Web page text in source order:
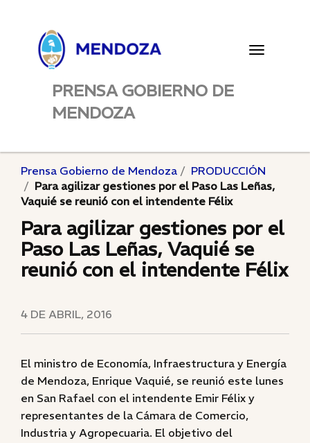
Toggle
PRENSA GOBIERNO DE
MENDOZA
Prensa Gobierno de Mendoza
PRODUCCIÓN
Para agilizar gestiones por el Paso Las Leñas,
Vaquié se reunió con el intendente Félix
Para agilizar gestiones por el
Paso Las Leñas, Vaquié se
reunió con el intendente Félix
4 DE ABRIL, 2016
El ministro de Economía, Infraestructura y Energía
de Mendoza, Enrique Vaquié, se reunió este lunes
en San Rafael con el intendente Emir Félix y
representantes de la Cámara de Comercio,
Industria y Agropecuaria. El objetivo del